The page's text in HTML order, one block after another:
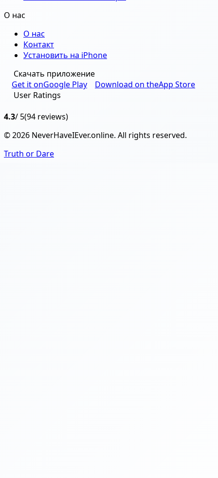
О нас
О нас
Контакт
Установить на iPhone
Скачать приложение
Get it onGoogle Play Download on theApp Store
User Ratings
4.3/ 5(94 reviews)
© 2026 NeverHaveIEver.online. All rights reserved.
Truth or Dare